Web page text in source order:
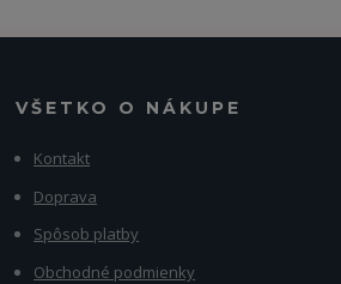
VŠETKO O NÁKUPE
Kontakt
Doprava
Spôsob platby
Obchodné podmienky